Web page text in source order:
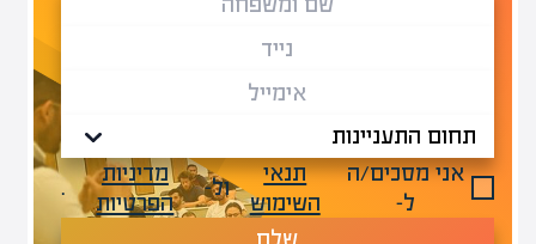
אני מסכים/ה
ל-
תנאי
השימוש
ול-
מדיניות
הפרטיות
.